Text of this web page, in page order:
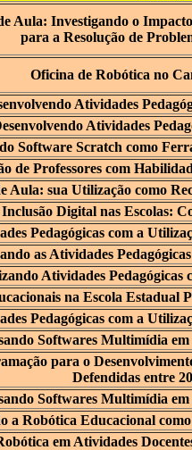
Aula: Investigando o
para a Resolução de
Oficina de Robótica no
Atividades
Atividades
Software Scratch como
de Professores com
Aula: sua Utilização como
Inclusão Digital nas Escolas:
Pedagógicas com a
as Atividades
Atividades
na Escola Estadual
Pedagógicas com a
Softwares Multimídia em
para o
Defendidas entre
Softwares Multimídia em
a Robótica Educacional
em Atividades